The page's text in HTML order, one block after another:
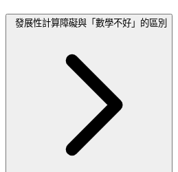
發展性計算障礙與「數學不好」的區別